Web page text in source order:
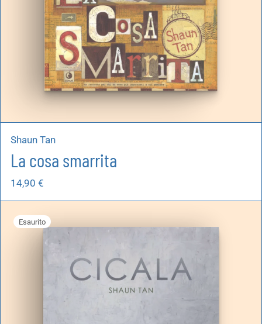
Shaun Tan
La cosa smarrita
14,90 €
Esaurito